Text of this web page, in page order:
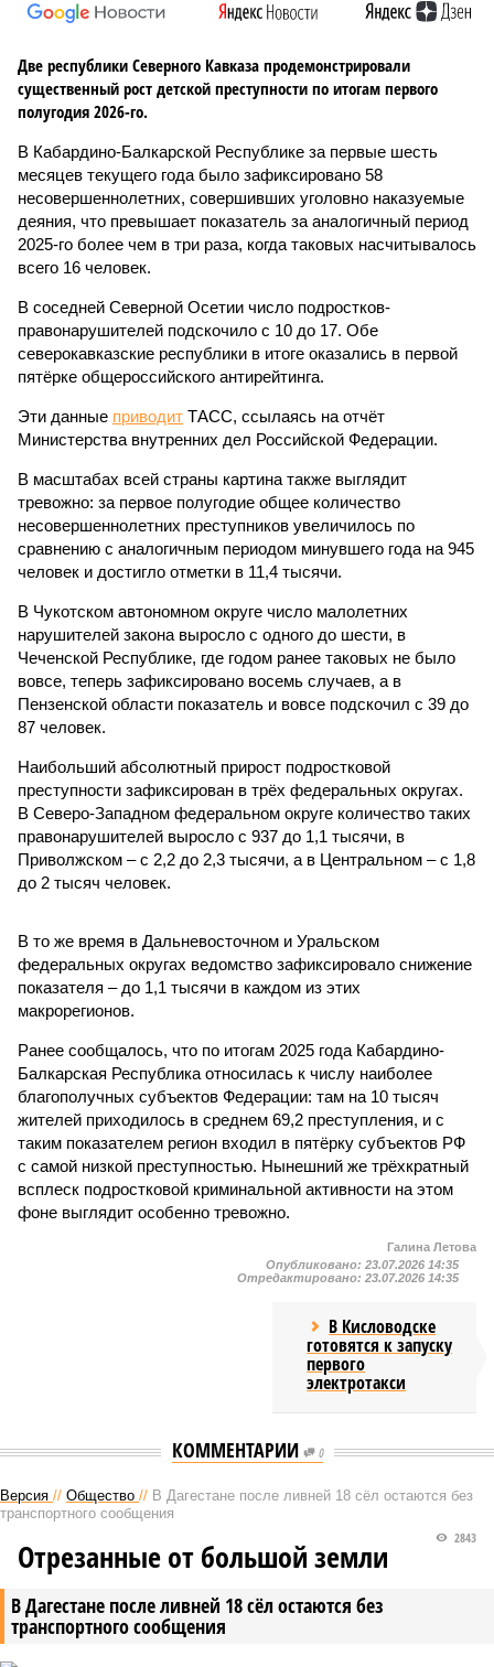
Две республики Северного Кавказа продемонстрировали
существенный рост детской преступности по итогам первого
полугодия 2026-го.
В Кабардино-Балкарской Республике за первые шесть
месяцев текущего года было зафиксировано 58
несовершеннолетних, совершивших уголовно наказуемые
деяния, что превышает показатель за аналогичный период
2025-го более чем в три раза, когда таковых насчитывалось
всего 16 человек.
В соседней Северной Осетии число подростков-
правонарушителей подскочило с 10 до 17. Обе
северокавказские республики в итоге оказались в первой
пятёрке общероссийского антирейтинга.
Эти данные приводит ТАСС, ссылаясь на отчёт
Министерства внутренних дел Российской Федерации.
В масштабах всей страны картина также выглядит
тревожно: за первое полугодие общее количество
несовершеннолетних преступников увеличилось по
сравнению с аналогичным периодом минувшего года на 945
человек и достигло отметки в 11,4 тысячи.
В Чукотском автономном округе число малолетних
нарушителей закона выросло с одного до шести, в
Чеченской Республике, где годом ранее таковых не было
вовсе, теперь зафиксировано восемь случаев, а в
Пензенской области показатель и вовсе подскочил с 39 до
87 человек.
Наибольший абсолютный прирост подростковой
преступности зафиксирован в трёх федеральных округах.
В Северо-Западном федеральном округе количество таких
правонарушителей выросло с 937 до 1,1 тысячи, в
Приволжском – с 2,2 до 2,3 тысячи, а в Центральном – с 1,8
до 2 тысяч человек.
В то же время в Дальневосточном и Уральском
федеральных округах ведомство зафиксировало снижение
показателя – до 1,1 тысячи в каждом из этих
макрорегионов.
Ранее сообщалось, что по итогам 2025 года Кабардино-
Балкарская Республика относилась к числу наиболее
благополучных субъектов Федерации: там на 10 тысяч
жителей приходилось в среднем 69,2 преступления, и с
таким показателем регион входил в пятёрку субъектов РФ
с самой низкой преступностью. Нынешний же трёхкратный
всплеск подростковой криминальной активности на этом
фоне выглядит особенно тревожно.
Галина Летова
Опубликовано: 23.07.2026 14:35
Отредактировано: 23.07.2026 14:35
В Кисловодске
готовятся к запуску
первого
электротакси
КОММЕНТАРИИ 0
Версия // Общество // В Дагестане после ливней 18 сёл остаются без
транспортного сообщения
В Дагестане после ливней 18 сёл остаются без
транспортного сообщения
2843
Отрезанные от большой земли